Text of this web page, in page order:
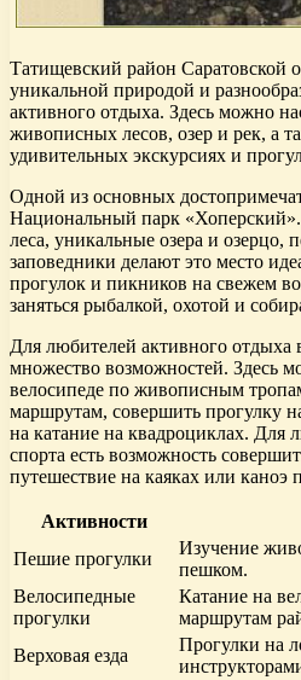
Татищевский район Саратовской
уникальной природой и
активного отдыха. Здесь можно
живописных лесов, озер и рек, а
удивительных экскурсиях и
Одной из основных
Национальный парк
леса, уникальные озера и
заповедники делают это место
прогулок и пикников на свежем
заняться рыбалкой, охотой и
Для любителей активного отдыха
множество возможностей. Здесь
велосипеде по живописным
маршрутам, совершить прогулку
на катание на квадроциклах. Для
спорта есть возможность
путешествие на каяках или каноэ
Активности
Пешие прогулки
Изучение
пешком.
Велосипедные
прогулки
Катание на
маршрутам
Верховая езда
Прогулки на